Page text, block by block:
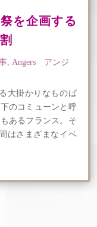
を企画する
,Angers アンジ
大掛かりなものば
のコミューンと呼
あるフランス。そ
はさまざまなイベ